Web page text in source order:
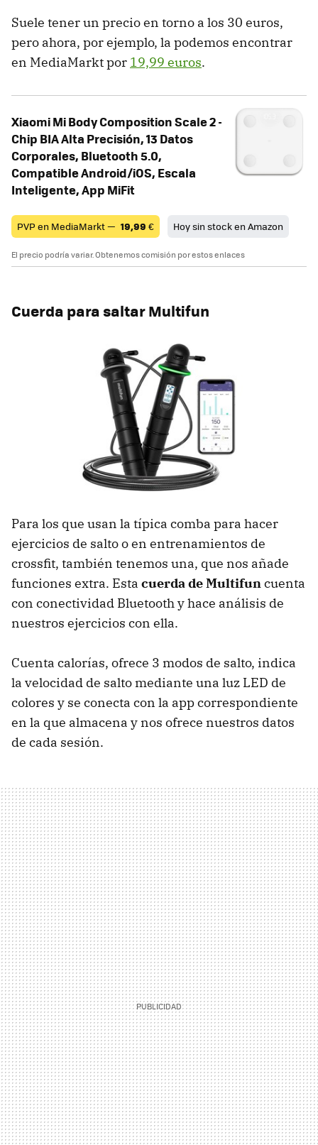
Suele tener un precio en torno a los 30 euros,
pero ahora, por ejemplo, la podemos encontrar
en MediaMarkt por 19,99 euros.
Xiaomi Mi Body Composition Scale 2 -
Chip BIA Alta Precisión, 13 Datos
Corporales, Bluetooth 5.0,
Compatible Android/iOS, Escala
Inteligente, App MiFit
PVP en MediaMarkt — 19,99 € Hoy sin stock en Amazon
El precio podría variar. Obtenemos comisión por estos enlaces
Cuerda para saltar Multifun
Para los que usan la típica comba para hacer
ejercicios de salto o en entrenamientos de
crossfit, también tenemos una, que nos añade
funciones extra. Esta cuerda de Multifuncuenta
con conectividad Bluetooth y hace análisis de
nuestros ejercicios con ella.
Cuenta calorías, ofrece 3 modos de salto, indica
la velocidad de salto mediante una luz LED de
colores y se conecta con la app correspondiente
en la que almacena y nos ofrece nuestros datos
de cada sesión.